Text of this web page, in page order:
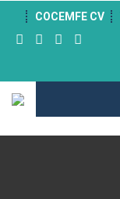
COCEMFE CV